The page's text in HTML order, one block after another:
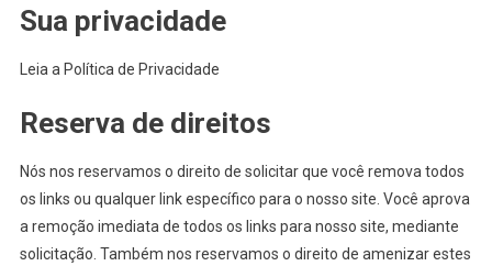
Sua privacidade
Leia a Política de Privacidade
Reserva de direitos
Nós nos reservamos o direito de solicitar que você remova todos
os links ou qualquer link específico para o nosso site. Você aprova
a remoção imediata de todos os links para nosso site, mediante
solicitação. Também nos reservamos o direito de amenizar estes